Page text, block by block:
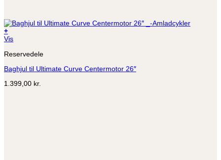
+
Vis
Reservedele
Baghjul til Ultimate Curve Centermotor 26″
1.399,00 kr.